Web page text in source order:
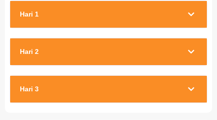
Hari 1
Hari 2
Hari 3